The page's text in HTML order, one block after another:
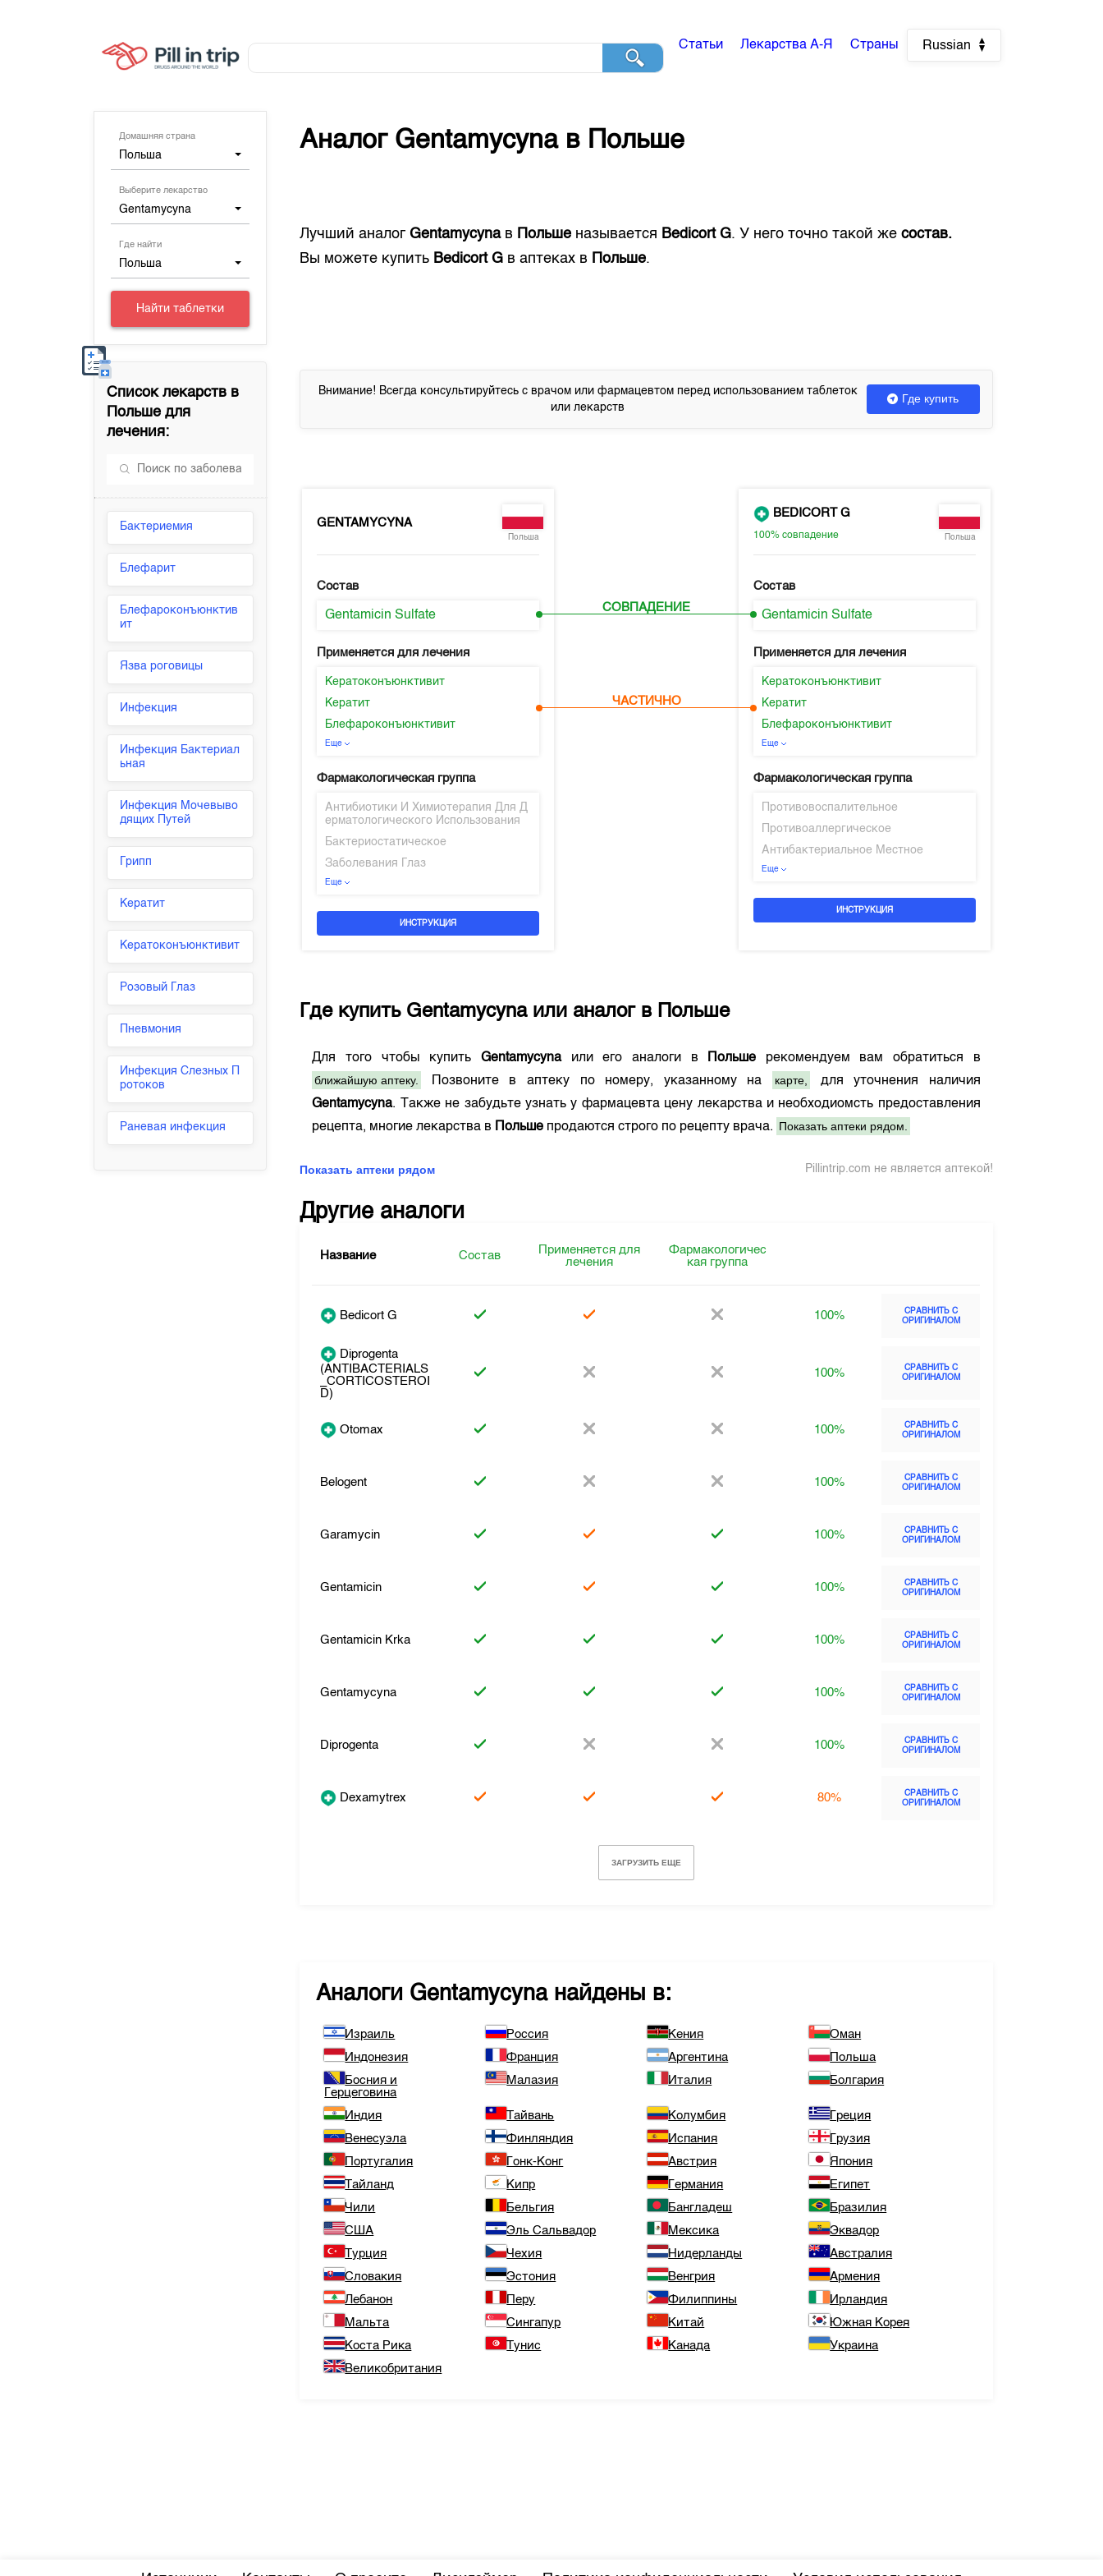
Статьи Лекарства А-Я Страны Russian
Домашняя страна
Польша
Выберите лекарство
Gentamycyna
Где найти
Польша
Найти таблетки
Список лекарств в
Польше для
лечения:
Бактериемия
Блефарит
Блефароконъюнктив
ит
Язва роговицы
Инфекция
Инфекция Бактериал
ьная
Инфекция Мочевыво
дящих Путей
Грипп
Кератит
Кератоконъюнктивит
Розовый Глаз
Пневмония
Инфекция Слезных П
ротоков
Раневая инфекция
Аналог Gentamycynaв Польше
Лучший аналогGentamycynaв Польше называется Bedicort G. У него точно такой же состав.
Вы можете купить Bedicort G в аптеках в Польше.
Внимание! Всегда консультируйтесь с врачом или фармацевтом перед использованием таблеток
или лекарств
Где купить
GENTAMYCYNA
Польша
Состав
Gentamicin Sulfate
Применяется для лечения
Кератоконъюнктивит
Кератит
Блефароконъюнктивит
Еще
Фармакологическая группа
Антибиотики И Химиотерапия Для Д
ерматологического Использования
Бактериостатическое
Заболевания Глаз
Еще
ИНСТРУКЦИЯ
СОВПАДЕНИЕ
ЧАСТИЧНО
BEDICORT G
100% совпадение Польша
Состав
Gentamicin Sulfate
Применяется для лечения
Кератоконъюнктивит
Кератит
Блефароконъюнктивит
Еще
Фармакологическая группа
Противовоспалительное
Противоаллергическое
Антибактериальное Местное
Еще
ИНСТРУКЦИЯ
Где купить Gentamycynaили аналог в Польше
Для того чтобы купить Gentamycynaили его аналоги в Польше рекомендуем вам обратиться в
ближайшую аптеку.
Позвоните в аптеку по номеру, указанному на карте,
для уточнения наличия
Gentamycyna. Также не забудьте узнать у фармацевта цену лекарства и необходиомсть предоставления
рецепта, многие лекарства в
Польше продаются строго по рецепту врача. Показать аптеки рядом.
Показать аптеки рядом Pillintrip.com не является аптекой!
Другие аналоги
Название Состав
Применяется для
лечения
Фармакологичес
кая группа
Bedicort G 100%
СРАВНИТЬ С
ОРИГИНАЛОМ
Diprogenta
(ANTIBACTERIALS
_CORTICOSTEROI
D)
100%
СРАВНИТЬ С
ОРИГИНАЛОМ
Otomax 100%
СРАВНИТЬ С
ОРИГИНАЛОМ
Belogent 100%
СРАВНИТЬ С
ОРИГИНАЛОМ
Garamycin 100%
СРАВНИТЬ С
ОРИГИНАЛОМ
Gentamicin 100%
СРАВНИТЬ С
ОРИГИНАЛОМ
Gentamicin Krka 100%
СРАВНИТЬ С
ОРИГИНАЛОМ
Gentamycyna 100%
СРАВНИТЬ С
ОРИГИНАЛОМ
Diprogenta 100%
СРАВНИТЬ С
ОРИГИНАЛОМ
Dexamytrex 80%
СРАВНИТЬ С
ОРИГИНАЛОМ
ЗАГРУЗИТЬ ЕЩЕ
Аналоги Gentamycynaнайдены в:
Израиль Россия Кения
Оман
Индонезия
Франция Аргентина
Польша
Босния и
Герцеговина
Малазия Италия Болгария
Индия Тайвань Колумбия
Греция
Венесуэла
Финляндия Испания
Грузия
Португалия
Гонк-Конг Австрия
Япония
Тайланд
Кипр Германия
Египет
Чили
Бельгия Бангладеш
Бразилия
США
Эль Сальвадор Мексика
Эквадор
Турция
Чехия Нидерланды
Австралия
Словакия
Эстония Венгрия
Армения
Лебанон
Перу Филиппины
Ирландия
Мальта
Сингапур Китай
Южная Корея
Коста Рика
Тунис Канада
Украина
Великобритания